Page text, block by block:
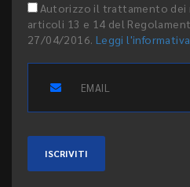
Autorizzo il trattamento dei
articoli 13 e 14 del
27/04/2016. Leggi l'informativa
ISCRIVITI